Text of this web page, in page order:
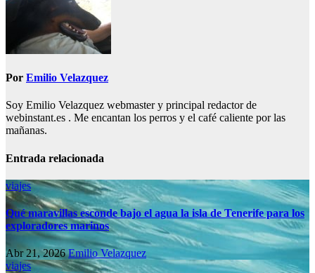
Por Emilio Velazquez
Soy Emilio Velazquez webmaster y principal redactor de
webinstant.es . Me encantan los perros y el café caliente por las
mañanas.
Entrada relacionada
viajes
Qué maravillas esconde bajo el agua la isla de Tenerife para los
exploradores marinos
Abr 21, 2026Emilio Velazquez
viajes